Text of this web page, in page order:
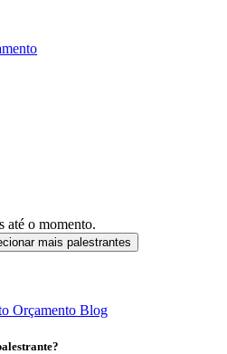
até o momento.
mais palestrantes
Orçamento Blog